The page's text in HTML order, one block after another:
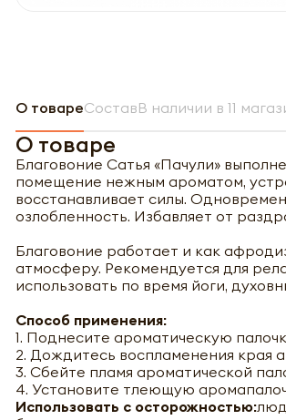
О товареСоставВ наличии в 11
О товаре
Благовоние Сатья «Пачули»
помещение нежным ароматом,
восстанавливает силы.
озлобленность. Избавляет от
Благовоние работает и как
атмосферу. Рекомендуется для
использовать по время йоги,
Способ применения:
1. Поднесите ароматическую
2. Дождитесь воспламенения края
3. Сбейте пламя ароматической
4. Установите тлеющую
Использовать с осторожностью: